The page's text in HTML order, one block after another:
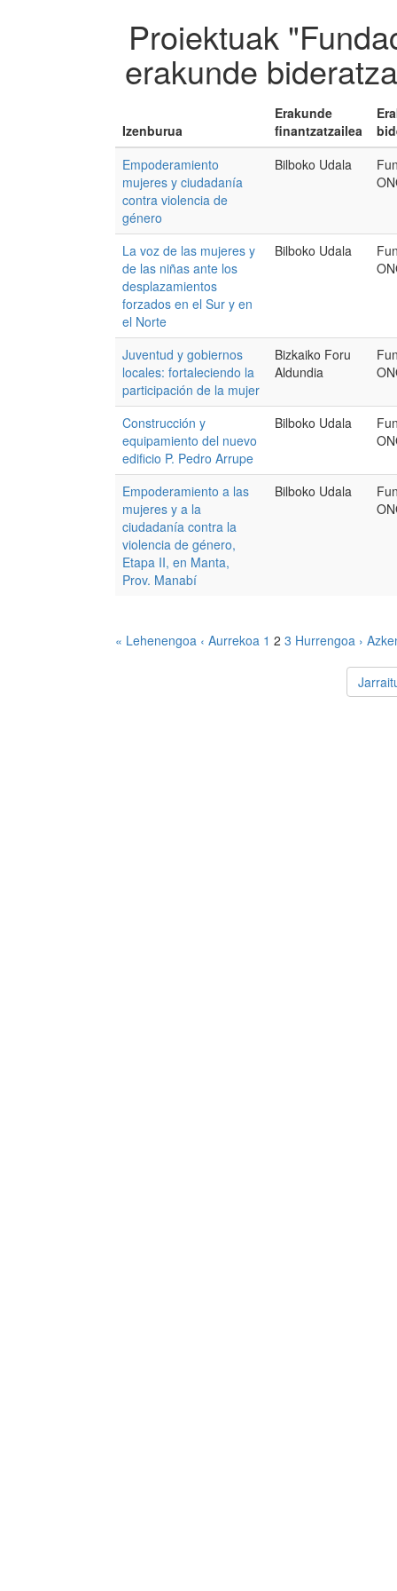
Proiektuak
erakunde
Izenburua
Erakunde
finantzatzailea
Empoderamiento
mujeres y ciudadanía
contra violencia de
género
Bilboko Udala
La voz de las mujeres y
de las niñas ante los
desplazamientos
forzados en el Sur y en
el Norte
Bilboko Udala
Juventud y gobiernos
locales: fortaleciendo la
participación de la mujer
Bizkaiko Foru
Aldundia
Construcción y
equipamiento del nuevo
edificio P. Pedro Arrupe
Bilboko Udala
Empoderamiento a las
mujeres y a la
ciudadanía contra la
violencia de género,
Etapa II, en Manta,
Prov. Manabí
Bilboko Udala
« Lehenengoa ‹ Aurrekoa 1 2 3 Hurrengoa ›